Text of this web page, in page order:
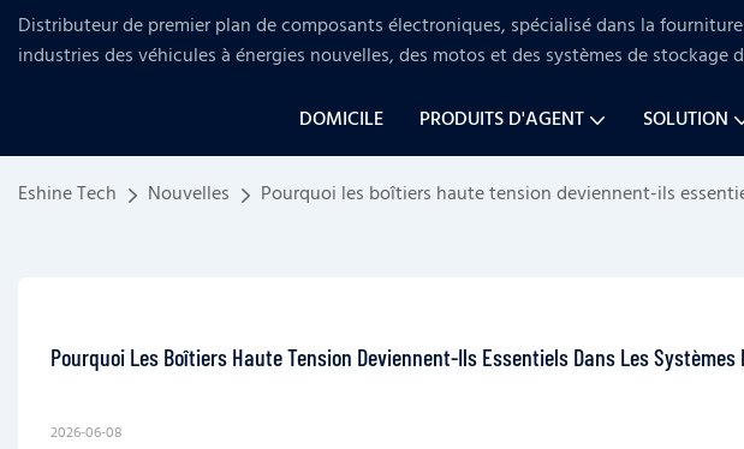
Distributeur de premier plan de composants électroniques, spécialisé dans la
industriesdes véhicules à énergies nouvelles, des motos et des systèmes de stockage
DOMICILE PRODUITS D'AGENT SOLUTION
Eshine Tech Nouvelles Pourquoi les boîtiers haute tension deviennent-ils
Pourquoi Les Boîtiers Haute Tension Deviennent-Ils Essentiels Dans Les
2026-06-08